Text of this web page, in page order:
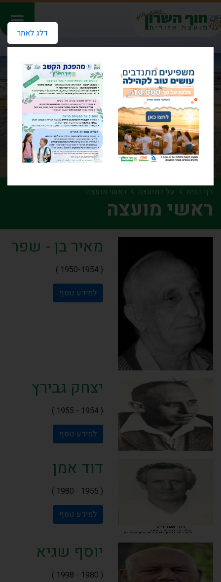
דלג לאתר
דף הבית על המועצה ראשי מועצה
ראשי מועצה
מאיר בן - שפר
( 1950-1954 )
למידע נוסף
יצחק גבירץ
( 1954 - 1955 )
למידע נוסף
דוד אמן
( 1955 - 1980 )
למידע נוסף
יוסף שגיא
( 1980 - 1998 )